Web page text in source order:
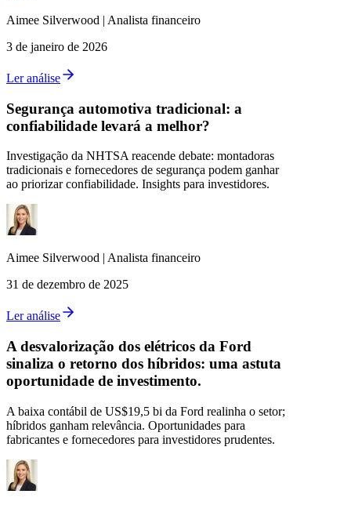
Aimee Silverwood | Analista financeiro
3 de janeiro de 2026
Ler análise
Segurança automotiva tradicional: a
confiabilidade levará a melhor?
Investigação da NHTSA reacende debate: montadoras
tradicionais e fornecedores de segurança podem ganhar
ao priorizar confiabilidade. Insights para investidores.
Aimee Silverwood | Analista financeiro
31 de dezembro de 2025
Ler análise
A desvalorização dos elétricos da Ford
sinaliza o retorno dos híbridos: uma astuta
oportunidade de investimento.
A baixa contábil de US$19,5 bi da Ford realinha o setor;
híbridos ganham relevância. Oportunidades para
fabricantes e fornecedores para investidores prudentes.